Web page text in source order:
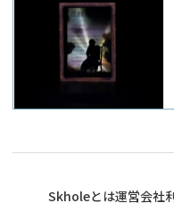
Skholeとは運営会社